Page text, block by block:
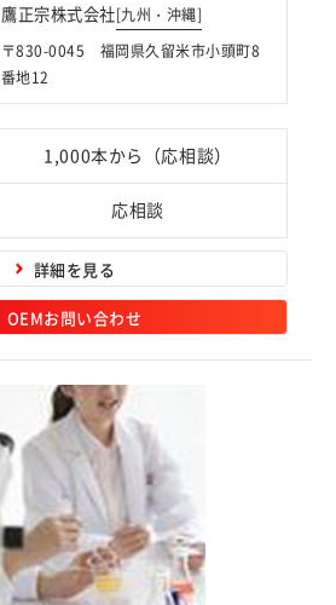
鷹正宗株式会社[九州・沖縄]
〒830-0045 福岡県久留米市小頭町8
番地12
1,000本から（応相談）
応相談
詳細を見る
OEMお問い合わせ